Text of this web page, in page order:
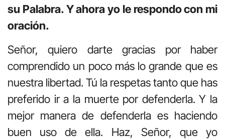
su Palabra. Y ahora yo le respondo con mi
oración.
Señor, quiero darte gracias por haber
comprendido un poco más lo grande que es
nuestra libertad. Tú la respetas tanto que has
preferido ir a la muerte por defenderla. Y la
mejor manera de defenderla es haciendo
buen uso de ella. Haz, Señor, que yo